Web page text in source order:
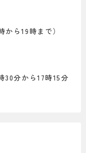
ら19時まで）
30分から17時15分